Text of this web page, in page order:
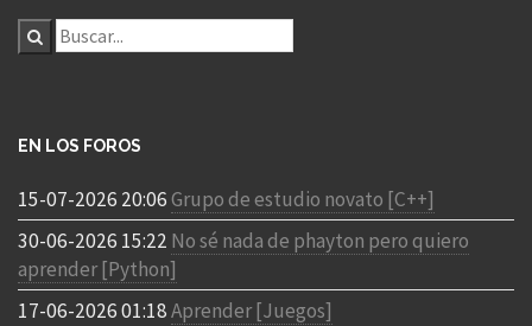
EN LOS FOROS
15-07-2026 20:06Grupo de estudio novato [C++]
30-06-2026 15:22 No sé nada de phayton pero quiero
aprender [Python]
17-06-2026 01:18Aprender [Juegos]